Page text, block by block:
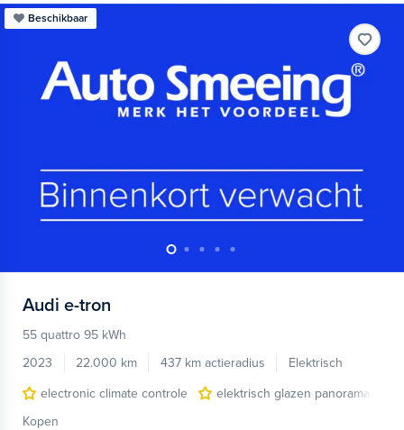
Beschikbaar
Audi e-tron
55 quattro 95 kWh
2023
22.000 km 437 km actieradius
Elektrisch
electronic climate controle
elektrisch glazen panorama-dak
Kopen